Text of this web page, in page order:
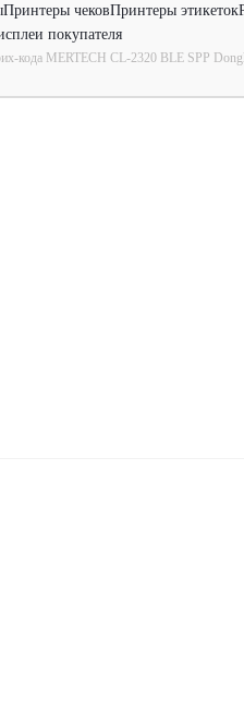
Принтеры чековПринтеры этикеток
покупателя
кода MERTECH CL-2320 BLE SPP